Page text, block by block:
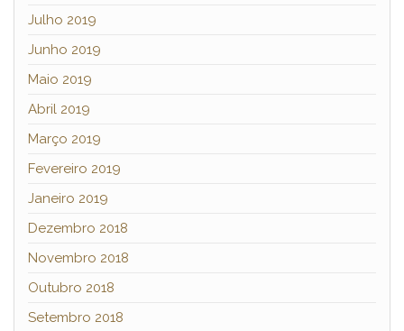
Julho 2019
Junho 2019
Maio 2019
Abril 2019
Março 2019
Fevereiro 2019
Janeiro 2019
Dezembro 2018
Novembro 2018
Outubro 2018
Setembro 2018